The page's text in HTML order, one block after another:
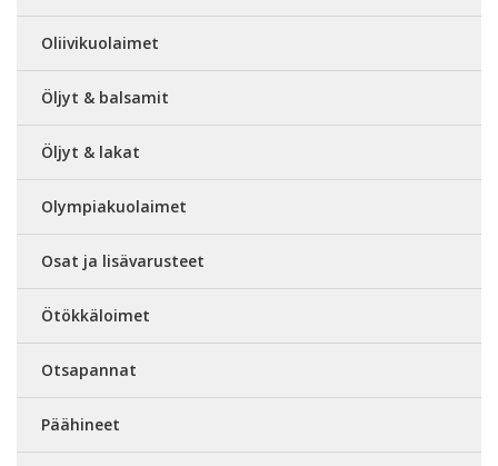
Oliivikuolaimet
Öljyt & balsamit
Öljyt & lakat
Olympiakuolaimet
Osat ja lisävarusteet
Ötökkäloimet
Otsapannat
Päähineet